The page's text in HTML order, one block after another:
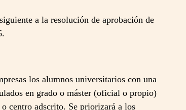
a la resolución de aprobación de
los alumnos universitarios con una
en grado o máster (oficial o propio)
centro adscrito. Se priorizará a los